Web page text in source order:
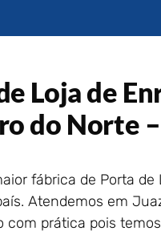
Enrolar
RJ
Portão de
Enrolar
Portão
Enrolar
Loja de
do Norte –
fábrica de Porta de
Atendemos em
com prática pois